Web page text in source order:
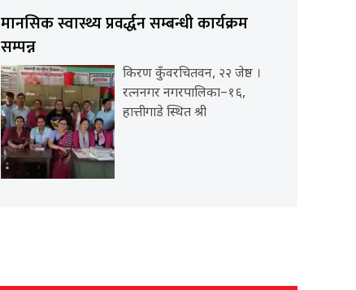
मानसिक स्वास्थ्य प्रवर्द्धन सम्बन्धी कार्यक्रम
सम्पन्न
किरण कुँवरचितवन, २२ जेष्ठ ।
रत्ननगर नगरपालिका–१६,
हात्तीगाडे स्थित श्री